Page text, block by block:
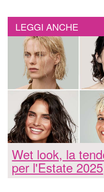
LEGGI ANCHE
Wet look, la
per l'Estate 2025